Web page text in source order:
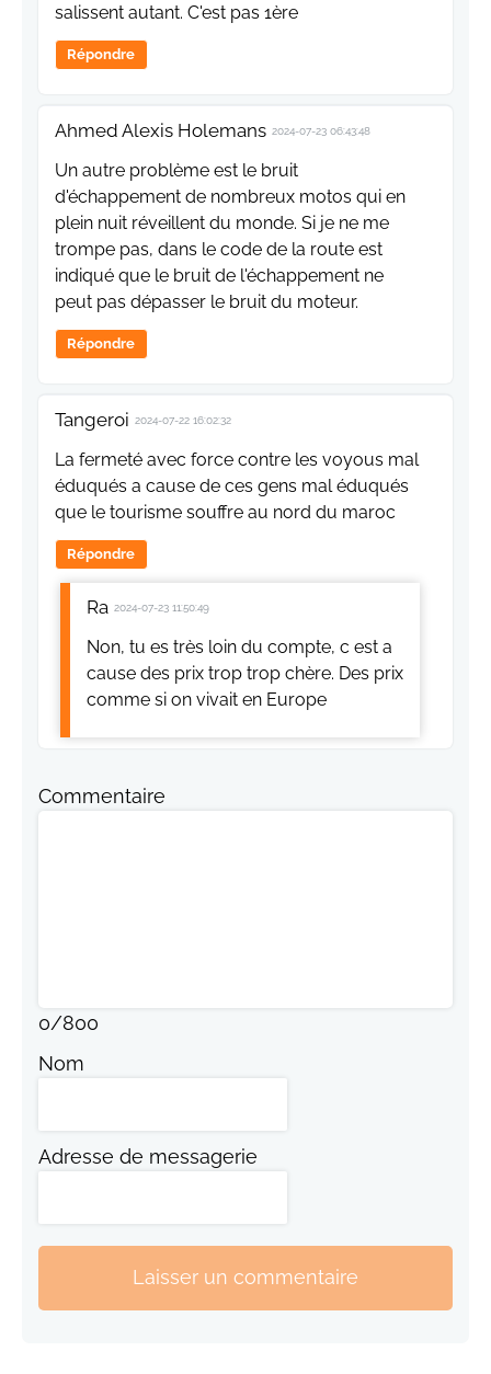
salissent autant. C'est pas 1ère
Répondre
Ahmed Alexis Holemans 2024-07-23 06:43:48
Un autre problème est le bruit
d'échappement de nombreux motos qui en
plein nuit réveillent du monde. Si je ne me
trompe pas, dans le code de la route est
indiqué que le bruit de l'échappement ne
peut pas dépasser le bruit du moteur.
Répondre
Tangeroi 2024-07-22 16:02:32
La fermeté avec force contre les voyous mal
éduqués a cause de ces gens mal éduqués
que le tourisme souffre au nord du maroc
Répondre
Ra 2024-07-23 11:50:49
Non, tu es très loin du compte, c est a
cause des prix trop trop chère. Des prix
comme si on vivait en Europe
Commentaire
0/800
Nom
Adresse de messagerie
Laisser un commentaire